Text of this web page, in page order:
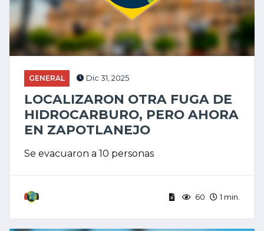
GENERAL Dic 31, 2025
LOCALIZARON OTRA FUGA DE
HIDROCARBURO, PERO AHORA
EN ZAPOTLANEJO
Se evacuaron a 10 personas
60 1 min.